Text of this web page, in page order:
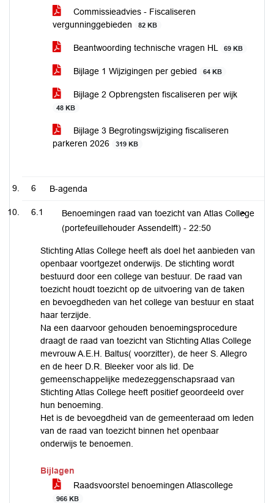
Commissieadvies - Fiscaliseren
vergunninggebieden
82 KB
Beantwoording technische vragen HL 69 KB
Bijlage 1 Wijzigingen per gebied 64 KB
Bijlage 2 Opbrengsten fiscaliseren per wijk
48 KB
Bijlage 3 Begrotingswijziging fiscaliseren
parkeren 2026
319 KB
6 B-agenda
6.1
Benoemingen raad van toezicht van Atlas College
(portefeuillehouder Assendelft) - 22:50
Stichting Atlas College heeft als doel het aanbieden van
openbaar voortgezet onderwijs. De stichting wordt
bestuurd door een college van bestuur. De raad van
toezicht houdt toezicht op de uitvoering van de taken
en bevoegdheden van het college van bestuur en staat
haar terzijde.
Na een daarvoor gehouden benoemingsprocedure
draagt de raad van toezicht van Stichting Atlas College
mevrouw A.E.H. Baltus( voorzitter), de heer S. Allegro
en de heer D.R. Bleeker voor als lid. De
gemeenschappelijke medezeggenschapsraad van
Stichting Atlas College heeft positief geoordeeld over
hun benoeming.
Het is de bevoegdheid van de gemeenteraad om leden
van de raad van toezicht binnen het openbaar
onderwijs te benoemen.
Bijlagen
Raadsvoorstel benoemingen Atlascollege
966 KB